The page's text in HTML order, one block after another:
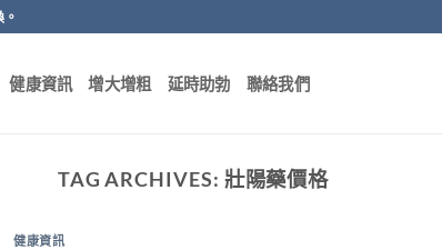
健康資訊 增大增粗 延時助勃 聯絡我們
TAG ARCHIVES: 壯陽藥價格
健康資訊